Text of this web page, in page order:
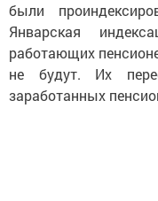
были
Январская
работающих
не будут. Их
заработанных